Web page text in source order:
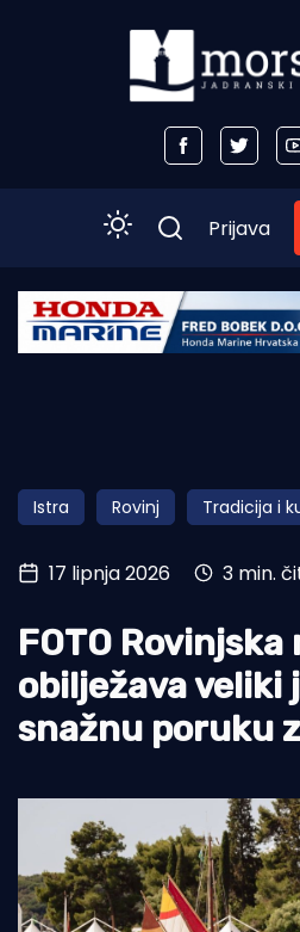
Početna
Obala
Otoci
Turizam i nautika
Pomorstvo
Ribolov
Ekologija
Prijava
Istra Rovinj Tradicija i
17 lipnja 2026 3 min.
FOTO
obilježava veliki
snažnu poruku